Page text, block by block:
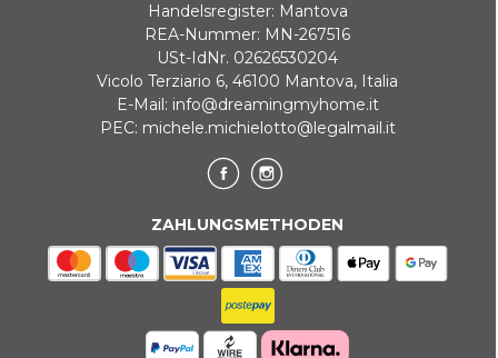
Handelsregister: Mantova
REA-Nummer: MN-267516
USt-IdNr. 02626530204
Vicolo Terziario 6, 46100 Mantova, Italia
E-Mail: info@dreamingmyhome.it
PEC: michele.michielotto@legalmail.it
ZAHLUNGSMETHODEN